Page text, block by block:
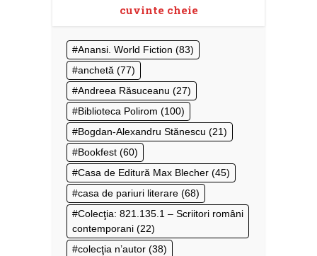
cuvinte cheie
Anansi. World Fiction (83)
anchetă (77)
Andreea Răsuceanu (27)
Biblioteca Polirom (100)
Bogdan-Alexandru Stănescu (21)
Bookfest (60)
Casa de Editură Max Blecher (45)
casa de pariuri literare (68)
Colecţia: 821.135.1 – Scriitori români
contemporani (22)
colecţia n’autor (38)